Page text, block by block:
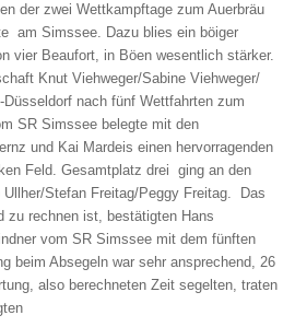
der zwei Wettkampftage zum Auerbräu
am Simssee. Dazu blies ein böiger
vier Beaufort, in Böen wesentlich stärker.
Knut Viehweger/Sabine Viehweger/
nach fünf Wettfahrten zum
SR Simssee belegte mit den
und Kai Mardeis einen hervorragenden
Feld. Gesamtplatz drei ging an den
Stefan Freitag/Peggy Freitag. Das
zu rechnen ist, bestätigten Hans
vom SR Simssee mit dem fünften
beim Absegeln war sehr ansprechend, 26
also berechneten Zeit segelten, traten